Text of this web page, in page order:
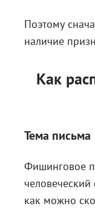
Поэтому
наличие
Как
Тема письма
Фишинговое
как можно